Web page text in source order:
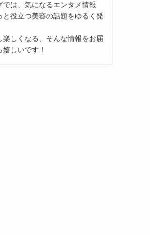
では、気になるエンタメ情報
と役立つ美容の話題をゆるく発
楽しくなる、そんな情報をお届
しいです！